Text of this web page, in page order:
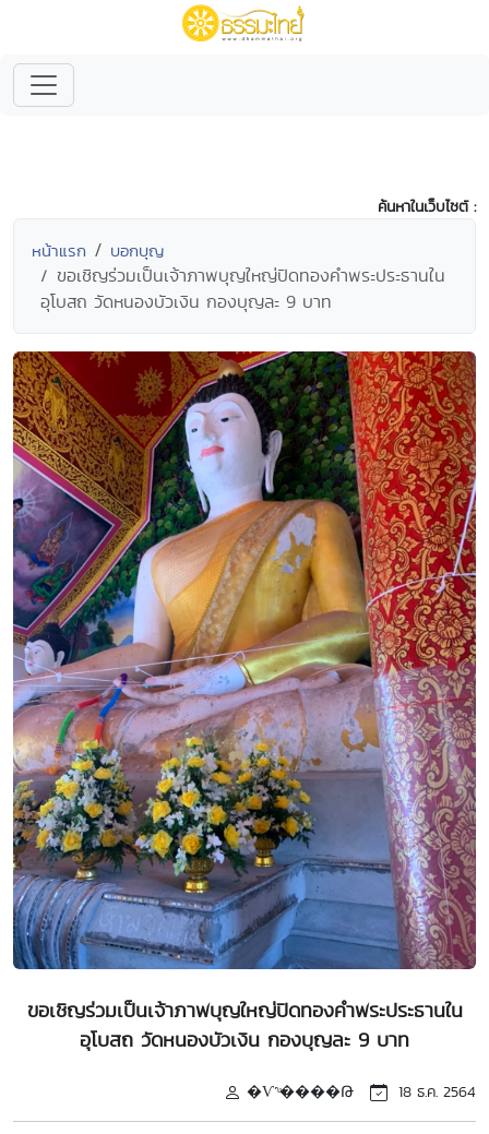
ค้นหาในเว็บไซต์ :
หน้าแรก บอกบุญ
ขอเชิญร่วมเป็นเจ้าภาพบุญใหญ่ปิดทองคำพระประธานใน
อุโบสถ วัดหนองบัวเงิน กองบุญละ 9 บาท
ขอเชิญร่วมเป็นเจ้าภาพบุญใหญ่ปิดทองคำพระประธานใน
อุโบสถ วัดหนองบัวเงิน กองบุญละ 9 บาท
�Ѵ˹ͧ����Թ 18 ธ.ค. 2564